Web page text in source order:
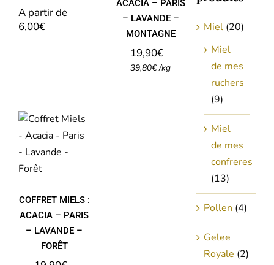
A partir de
6,00€
ACACIA – PARIS
– LAVANDE –
MONTAGNE
19,90€
39,80€ /kg
COFFRET
MIELS :
ACACIA –
PARIS –
LAVANDE
– FORÊT
COFFRET MIELS :
ACACIA – PARIS
– LAVANDE –
FORÊT
Miel (20)
Miel
de mes
ruchers
(9)
Miel
de mes
confreres
(13)
Pollen (4)
Gelee
Royale (2)